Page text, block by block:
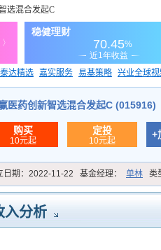
选混合发起C
泰达精选 嘉实服务 易基策略 兴业全球
医药创新智选混合发起C (015916)
购买
10元起
定投
10元起
+
期： 2022-11-22 基金经理： 单林 类
入分析